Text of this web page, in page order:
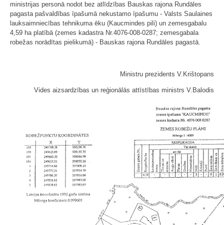
ministrijas personā nodot bez atlīdzības Bauskas rajona Rundāles
pagasta pašvaldības īpašumā nekustamo īpašumu - Valsts Saulaines
lauksaimniecības tehnikuma ēku (Kaucmindes pili) un zemesgabalu
4,59 ha platībā (zemes kadastra Nr.4076-008-0287; zemesgabala
robežas norādītas pielikumā) - Bauskas rajona Rundāles pagastā.
Ministru prezidents V.Krištopans
Vides aizsardzības un reģionālās attīstības ministrs V.Balodis